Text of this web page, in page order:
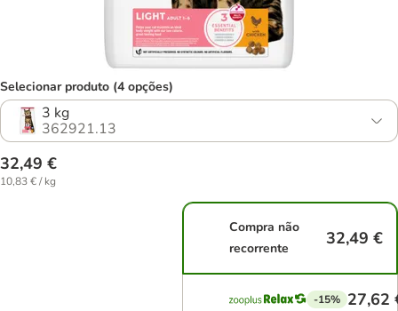
Selecionar produto (4 opções)
3 kg
362921.13
32,49 €
10,83 € / kg
Compra não
recorrente
32,49 €
-15% 27,62